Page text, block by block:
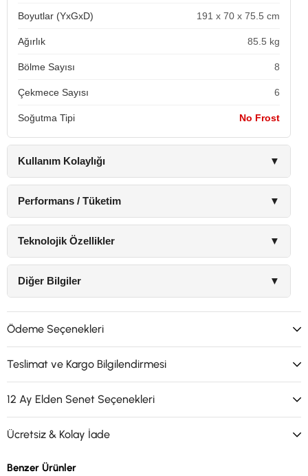
Boyutlar (YxGxD) 191 x 70 x 75.5 cm
Ağırlık 85.5 kg
Bölme Sayısı 8
Çekmece Sayısı 6
Soğutma Tipi No Frost
Kullanım Kolaylığı ▼
Performans / Tüketim ▼
Teknolojik Özellikler ▼
Diğer Bilgiler ▼
Ödeme Seçenekleri
Teslimat ve Kargo Bilgilendirmesi
12 Ay Elden Senet Seçenekleri
Ücretsiz & Kolay İade
Benzer Ürünler